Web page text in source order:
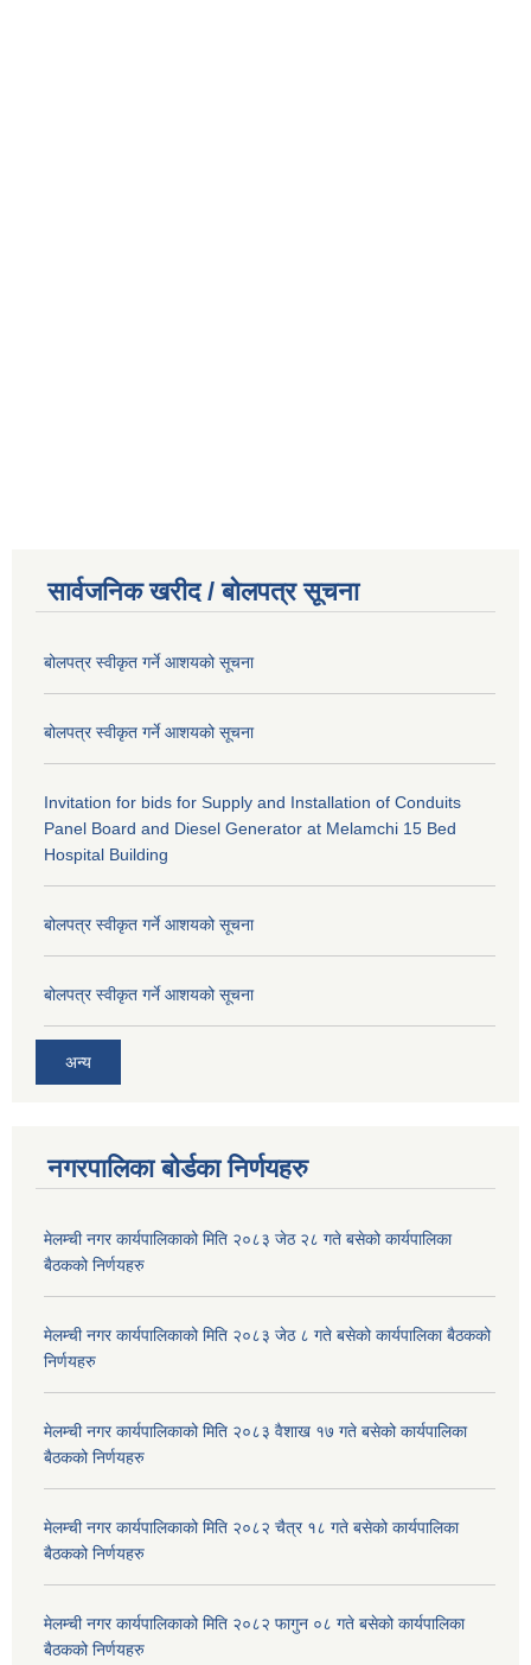
सार्वजनिक खरीद / बोलपत्र सूचना
बोलपत्र स्वीकृत गर्ने आशयको सूचना
बोलपत्र स्वीकृत गर्ने आशयको सूचना
Invitation for bids for Supply and Installation of Conduits
Panel Board and Diesel Generator at Melamchi 15 Bed
Hospital Building
बोलपत्र स्वीकृत गर्ने आशयको सूचना
बोलपत्र स्वीकृत गर्ने आशयको सूचना
अन्य
नगरपालिका बोर्डका निर्णयहरु
मेलम्ची नगर कार्यपालिकाको मिति २०८३ जेठ २८ गते बसेको कार्यपालिका
बैठकको निर्णयहरु
मेलम्ची नगर कार्यपालिकाको मिति २०८३ जेठ ८ गते बसेको कार्यपालिका बैठकको
निर्णयहरु
मेलम्ची नगर कार्यपालिकाको मिति २०८३ वैशाख १७ गते बसेको कार्यपालिका
बैठकको निर्णयहरु
मेलम्ची नगर कार्यपालिकाको मिति २०८२ चैत्र १८ गते बसेको कार्यपालिका
बैठकको निर्णयहरु
मेलम्ची नगर कार्यपालिकाको मिति २०८२ फागुन ०८ गते बसेको कार्यपालिका
बैठकको निर्णयहरु